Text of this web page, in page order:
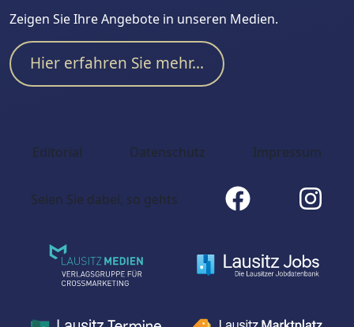
Zeigen Sie Ihre Angebote in unseren Medien.
Hier erfahren Sie mehr...
Editorial Datenschutz Impressum
Seien Sie dabei, so gehts